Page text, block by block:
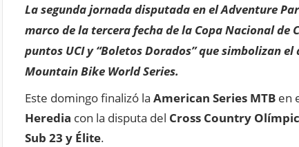
La segunda jornada disputada en el Adventure
marco de la tercera fecha de la Copa Nacional de
puntos UCI y “Boletos Dorados” que simbolizan
Mountain Bike World Series.
Este domingo finalizó la American Series MTB en
Heredia con la disputa del Cross Country
Sub 23 y Élite.